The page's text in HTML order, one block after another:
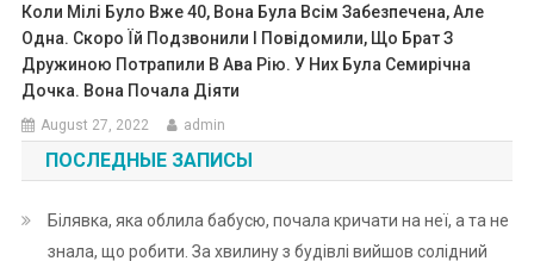
Коли Мілі Було Вже 40, Вона Була Всім Забезпечена, Але
Одна. Скоро Їй Подзвонили І Повідомили, Що Брат З
Дружиною Потрапили В Ава Рію. У Них Була Семирічна
Дочка. Вона Почала Діяти
August 27, 2022 admin
ПОСЛЕДНЫЕ ЗАПИСЫ
Білявка, яка облила бабусю, почала кричати на неї, а та не
знала, що робити. За хвилину з будівлі вийшов солідний